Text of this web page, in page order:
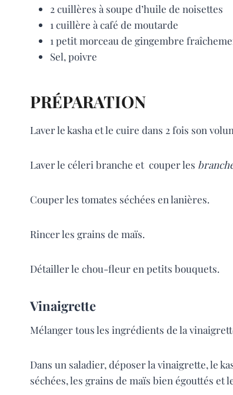
2 cuillères à soupe d’huile de noisettes
1 cuillère à café de moutarde
1 petit morceau de gingembre
Sel, poivre
PRÉPARATION
Laver le kasha et le cuire dans 2 fois son
Laver le céleri branche et couper les
Couper les tomates séchées en lanières.
Rincer les grains de maïs.
Détailler le chou-fleur en petits bouquets.
Vinaigrette
Mélanger tous les ingrédients de la
Dans un saladier, déposer la vinaigrette, le
séchées, les grains de maïs bien égouttés